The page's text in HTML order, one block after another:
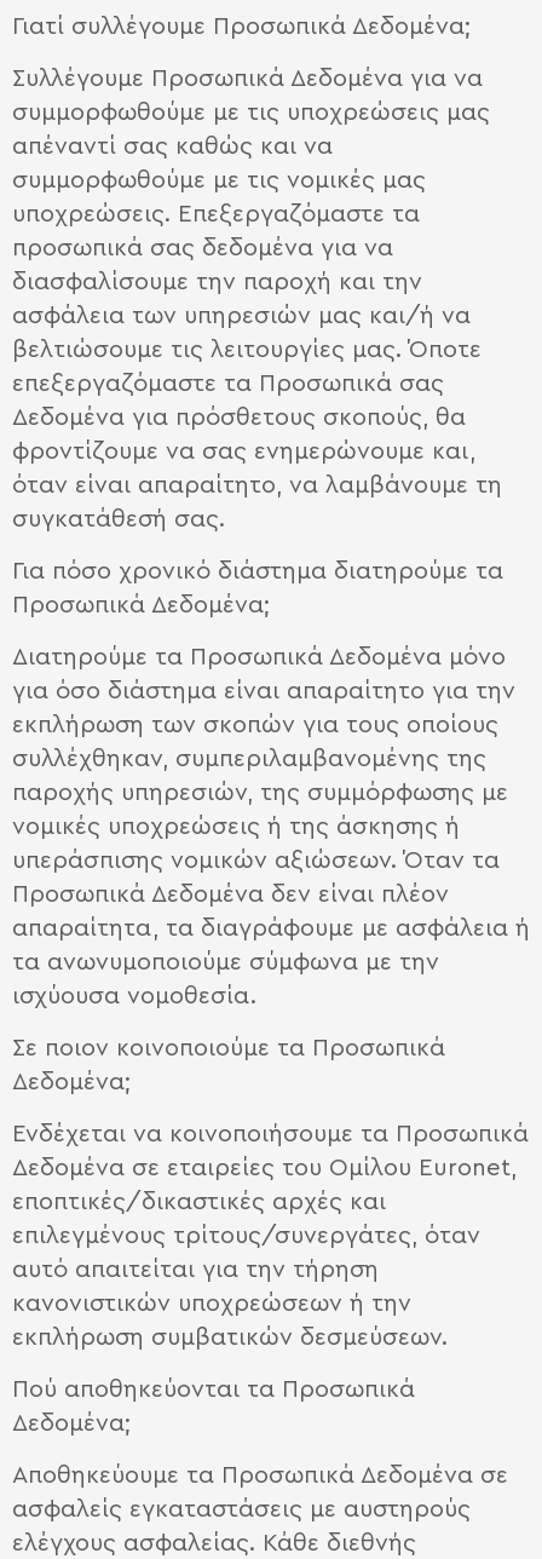
Γιατί συλλέγουμε Προσωπικά Δεδομένα;
Συλλέγουμε Προσωπικά Δεδομένα για να
συμμορφωθούμε με τις υποχρεώσεις μας
απέναντί σας καθώς και να
συμμορφωθούμε με τις νομικές μας
υποχρεώσεις. Επεξεργαζόμαστε τα
προσωπικά σας δεδομένα για να
διασφαλίσουμε την παροχή και την
ασφάλεια των υπηρεσιών μας και/ή να
βελτιώσουμε τις λειτουργίες μας. Όποτε
επεξεργαζόμαστε τα Προσωπικά σας
Δεδομένα για πρόσθετους σκοπούς, θα
φροντίζουμε να σας ενημερώνουμε και,
όταν είναι απαραίτητο, να λαμβάνουμε τη
συγκατάθεσή σας.
Για πόσο χρονικό διάστημα διατηρούμε τα
Προσωπικά Δεδομένα;
Διατηρούμε τα Προσωπικά Δεδομένα μόνο
για όσο διάστημα είναι απαραίτητο για την
εκπλήρωση των σκοπών για τους οποίους
συλλέχθηκαν, συμπεριλαμβανομένης της
παροχής υπηρεσιών, της συμμόρφωσης με
νομικές υποχρεώσεις ή της άσκησης ή
υπεράσπισης νομικών αξιώσεων. Όταν τα
Προσωπικά Δεδομένα δεν είναι πλέον
απαραίτητα, τα διαγράφουμε με ασφάλεια ή
τα ανωνυμοποιούμε σύμφωνα με την
ισχύουσα νομοθεσία.
Σε ποιον κοινοποιούμε τα Προσωπικά
Δεδομένα;
Ενδέχεται να κοινοποιήσουμε τα Προσωπικά
Δεδομένα σε εταιρείες του Ομίλου Euronet,
εποπτικές/δικαστικές αρχές και
επιλεγμένους τρίτους/συνεργάτες, όταν
αυτό απαιτείται για την τήρηση
κανονιστικών υποχρεώσεων ή την
εκπλήρωση συμβατικών δεσμεύσεων.
Πού αποθηκεύονται τα Προσωπικά
Δεδομένα;
Αποθηκεύουμε τα Προσωπικά Δεδομένα σε
ασφαλείς εγκαταστάσεις με αυστηρούς
ελέγχους ασφαλείας. Κάθε διεθνής